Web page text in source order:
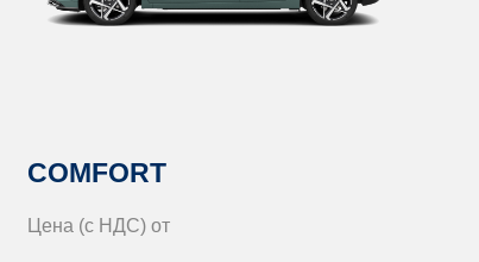
COMFORT
Цена (с НДС) от